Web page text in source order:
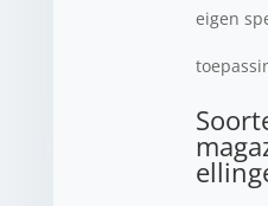
eigen